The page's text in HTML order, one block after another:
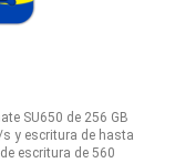
SU650 de 256 GB
y escritura de hasta
escritura de 560